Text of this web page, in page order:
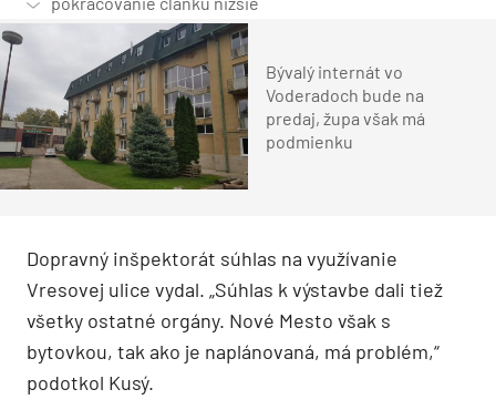
Bývalý internát vo
Voderadoch bude na
predaj, župa však má
podmienku
Dopravný inšpektorát súhlas na využívanie
Vresovej ulice vydal. „Súhlas k výstavbe dali tiež
všetky ostatné orgány. Nové Mesto však s
bytovkou, tak ako je naplánovaná, má problém,“
podotkol Kusý.